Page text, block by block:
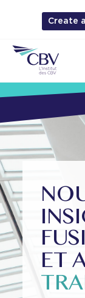
Create
ET